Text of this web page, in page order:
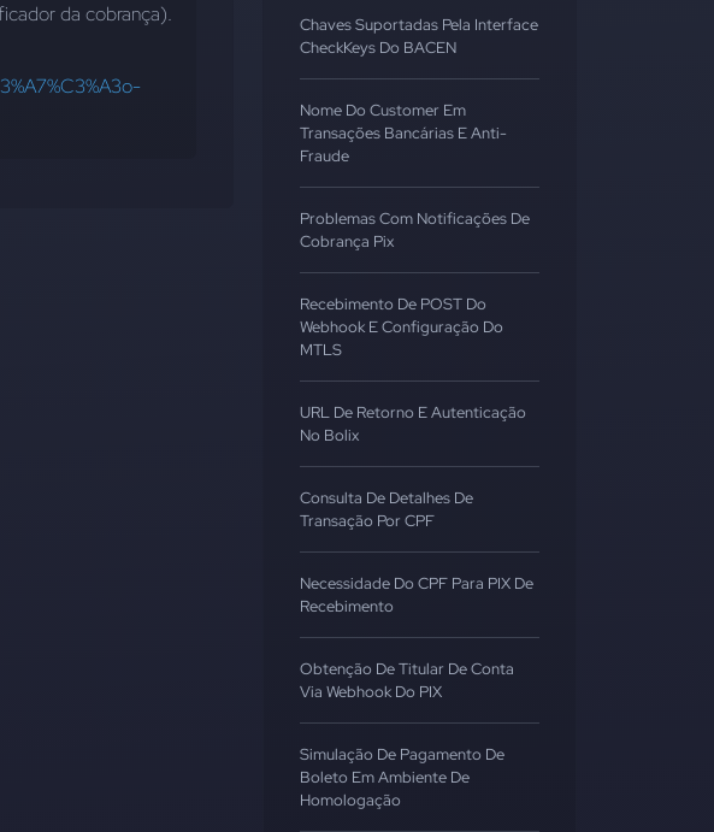
da cobrança).
Chaves Suportadas Pela Interface
CheckKeys Do BACEN
Nome Do Customer Em
Transações Bancárias E Anti-
Fraude
Problemas Com Notificações De
Cobrança Pix
Recebimento De POST Do
Webhook E Configuração Do
MTLS
URL De Retorno E Autenticação
No Bolix
Consulta De Detalhes De
Transação Por CPF
Necessidade Do CPF Para PIX De
Recebimento
Obtenção De Titular De Conta
Via Webhook Do PIX
Simulação De Pagamento De
Boleto Em Ambiente De
Homologação